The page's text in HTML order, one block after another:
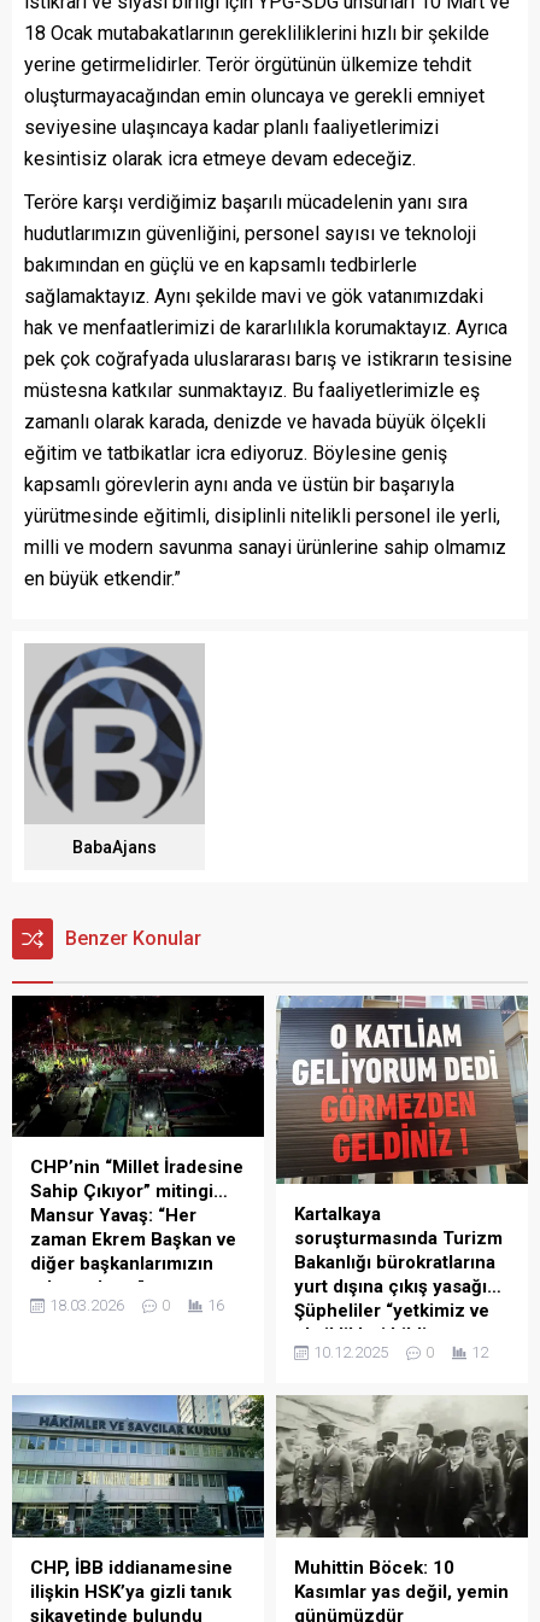
18 Ocak mutabakatlarının gerekliliklerini hızlı bir şekilde
yerine getirmelidirler. Terör örgütünün ülkemize tehdit
oluşturmayacağından emin oluncaya ve gerekli emniyet
seviyesine ulaşıncaya kadar planlı faaliyetlerimizi
kesintisiz olarak icra etmeye devam edeceğiz.
Teröre karşı verdiğimiz başarılı mücadelenin yanı sıra
hudutlarımızın güvenliğini, personel sayısı ve teknoloji
bakımından en güçlü ve en kapsamlı tedbirlerle
sağlamaktayız. Aynı şekilde mavi ve gök vatanımızdaki
hak ve menfaatlerimizi de kararlılıkla korumaktayız. Ayrıca
pek çok coğrafyada uluslararası barış ve istikrarın tesisine
müstesna katkılar sunmaktayız. Bu faaliyetlerimizle eş
zamanlı olarak karada, denizde ve havada büyük ölçekli
eğitim ve tatbikatlar icra ediyoruz. Böylesine geniş
kapsamlı görevlerin aynı anda ve üstün bir başarıyla
yürütmesinde eğitimli, disiplinli nitelikli personel ile yerli,
milli ve modern savunma sanayi ürünlerine sahip olmamız
en büyük etkendir.”
BabaAjans
Benzer Konular
CHP’nin “Millet İradesine
Sahip Çıkıyor” mitingi…
Mansur Yavaş: “Her
zaman Ekrem Başkan ve
diğer başkanlarımızın
arkasındayız”
Ankara Büyükşehir Belediye
ortada. Hala niye tutuklu
tutuyorsunuz? Serbest
bırakın. Adli tedbirleri
uygulayın. Bu insanların
ömründen çalmayın. Kaldı ki
hasta olan belediye
başkanlarımız var. Hiç mi
vicdanınız sızlamıyor, ondan
içeride tutuyorsunuz hala?
18.03.2026 0 16
Kartalkaya
soruşturmasında Turizm
Bakanlığı bürokratlarına
yurt dışına çıkış yasağı…
Şüpheliler “yetkimiz ve
eksiklikleri bildirme
sorumluluğumuz yok”
78 kişinin hayatını kaybettiği,
137 kişinin yaralandığı Grand
Kartal Otel yangını faciasına
ilişkin devam eden
soruşturma kapsamında
Bolu 1. Sulh Ceza Hakimliği
Turizm Bakanlığı’nın 9
personeline “taksirle ölüme
ve yaralanmaya neden olma
10.12.2025 0 12
CHP, İBB iddianamesine
ilişkin HSK’ya gizli tanık
şikayetinde bulundu
Muhittin Böcek: 10
Kasımlar yas değil, yemin
günümüzdür